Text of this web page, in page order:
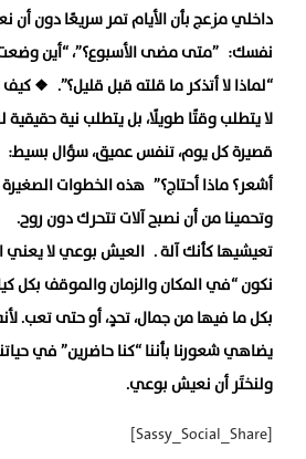
داخلي مزعج بأن الأيام تمر سريعًا دون
نفسك: ”متى مضى الأسبوع؟”، “أين
“لماذا لا أتذكر ما قلته قبل قليل؟”. ❖
لا يتطلب وقتًا طويلًا، بل يتطلب نية
قصيرة كل يوم، تنفس عميق، سؤال بسيط:
أشعر؟ ماذا أحتاج؟” هذه الخطوات الصغيرة
وتحمينا من أن نصبح آلات تتحرك دون روح.
تعيشيها كأنك آلة . العيش بوعي لا يعني
نكون “في المكان والزمان والموقف بكل
بكل ما فيها من جمال، تحدٍ، أو حتى تعب.
يضاهي شعورنا بأننا “كنا حاضرين” في
ولنختَر أن نعيش بوعي.
[Sassy_Social_Share]